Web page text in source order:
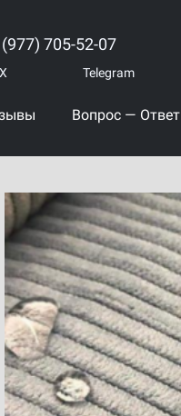
705-52-07
Telegram
Вопрос — Ответ